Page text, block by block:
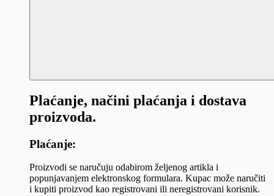
Plaćanje, načini plaćanja i dostava
proizvoda.
Plaćanje:
Proizvodi se naručuju odabirom željenog artikla i
popunjavanjem elektronskog formulara. Kupac može naručiti
i kupiti proizvod kao registrovani ili neregistrovani korisnik.